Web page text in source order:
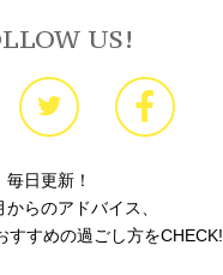
US!
毎日更新！
からのアドバイス、
すすめの過ごし方をCHECK!